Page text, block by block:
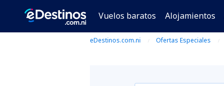
Vuelos baratos Alojamientos
eDestinos.com.ni Ofertas Especiales